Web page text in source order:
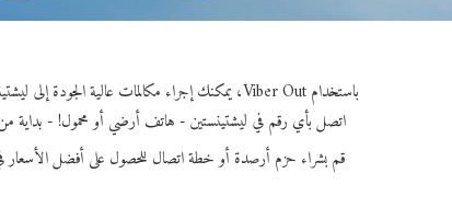
باستخدام Viber Out، يمكنك إجراء مكالمات عالية الجودة إلى ليشتينستين من كاليدونيا الجديدة.
اتصل بأي رقم في ليشتينستين - هاتف أرضي أو محمول! - بداية من 9.0 ¢ فقط لكل
قم بشراء حزم أرصدة أو خطة اتصال للحصول على أفضل الأسعار